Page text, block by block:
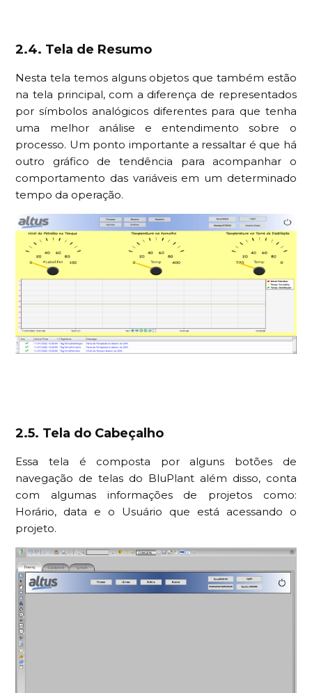
2.4. Tela de Resumo
Nesta tela temos alguns objetos que também estão
na tela principal, com a diferença de representados
por símbolos analógicos diferentes para que tenha
uma melhor análise e entendimento sobre o
processo. Um ponto importante a ressaltar é que há
outro gráfico de tendência para acompanhar o
comportamento das variáveis em um determinado
tempo da operação.
2.5. Tela do Cabeçalho
Essa tela é composta por alguns botões de
navegação de telas do BluPlant além disso, conta
com algumas informações de projetos como:
Horário, data e o Usuário que está acessando o
projeto.